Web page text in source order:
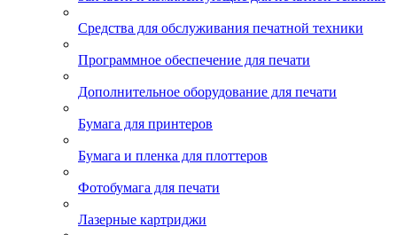
Средства для обслуживания печатной техники
Программное обеспечение для печати
Дополнительное оборудование для печати
Бумага для принтеров
Бумага и пленка для плоттеров
Фотобумага для печати
Лазерные картриджи